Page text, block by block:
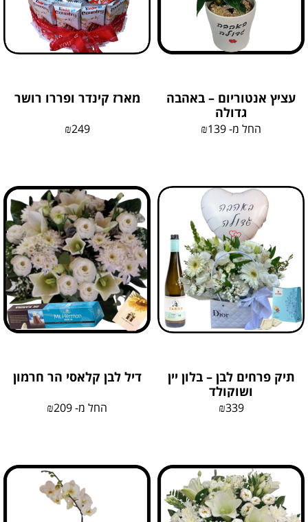
עציץ אנטוריום – באהבה
גדולה
החל מ- ₪139
מארז קינדר ופררו רושר
₪249
תיק פרחים לבן – בלון יין
ושוקולד
₪339
דיל לבן קלאסי הר חרמון
החל מ- ₪209